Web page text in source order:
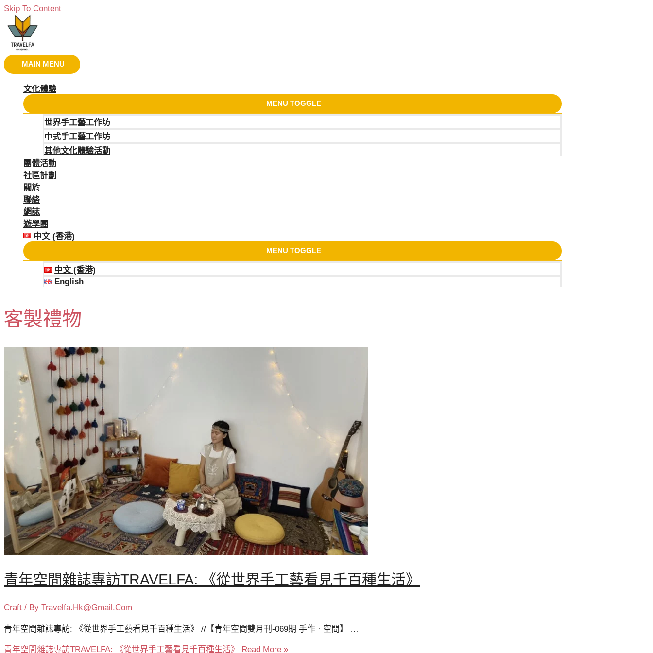
Skip To Content
MAIN MENU
文化體驗
MENU TOGGLE
世界手工藝工作坊
中式手工藝工作坊
其他文化體驗活動
團體活動
社區計劃
關於
聯絡
網誌
遊學團
中文 (香港)
MENU TOGGLE
中文 (香港)
English
客製禮物
青年空間雜誌專訪TRAVELFA: 《從世界手工藝看見千百種生活》
Craft / By Travelfa.hk@gmail.com
青年空間雜誌專訪: 《從世界手工藝看見千百種生活》 //【青年空間雙月刊-069期 手作 · 空間】 …
青年空間雜誌專訪TRAVELFA: 《從世界手工藝看見千百種生活》 Read More »